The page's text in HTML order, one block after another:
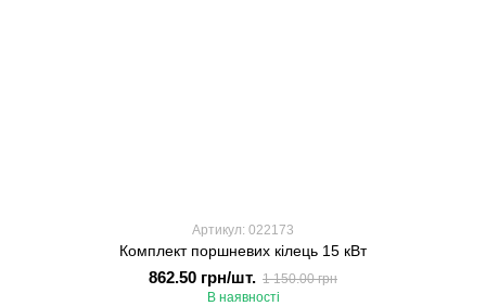
Артикул: 022173
Комплект поршневих кілець 15 кВт
862.50 грн/шт. 1 150.00 грн
В наявності